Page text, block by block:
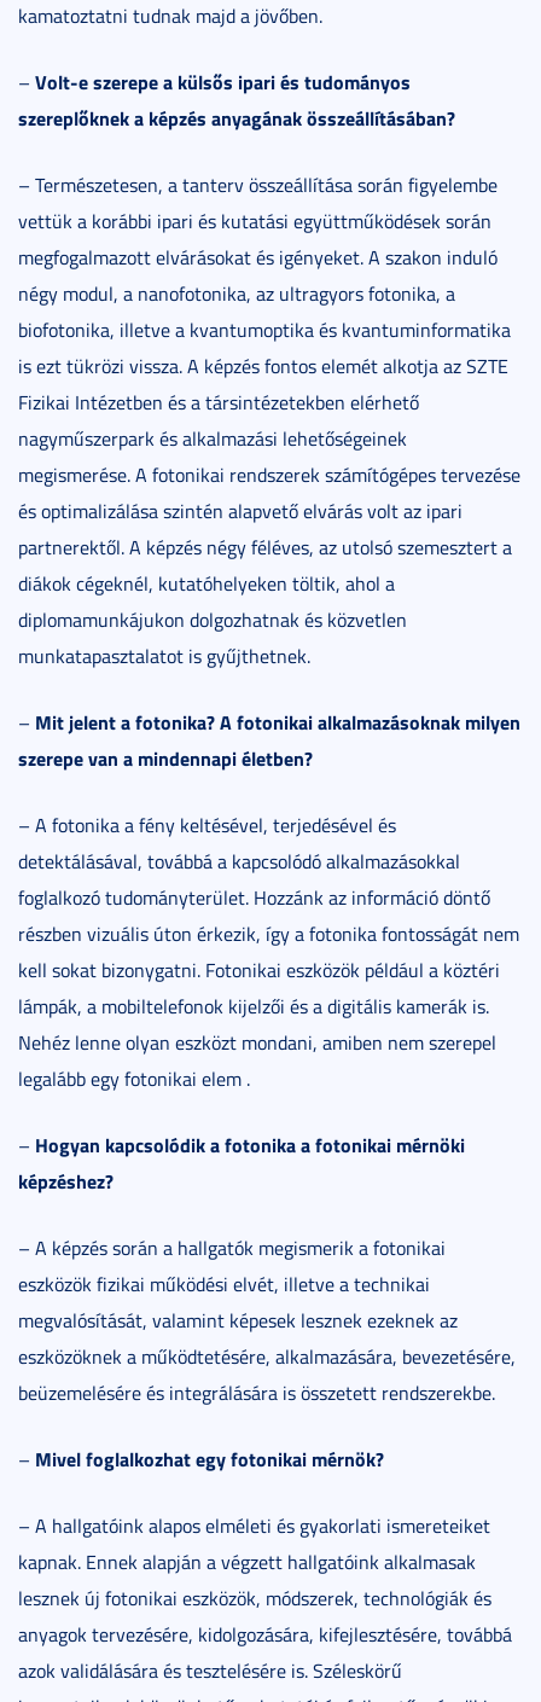
kamatoztatni tudnak majd a jövőben.
– Volt-e szerepe a külsős ipari és tudományos
szereplőknek a képzés anyagának összeállításában?
– Természetesen, a tanterv összeállítása során figyelembe
vettük a korábbi ipari és kutatási együttműködések során
megfogalmazott elvárásokat és igényeket. A szakon induló
négy modul, a nanofotonika, az ultragyors fotonika, a
biofotonika, illetve a kvantumoptika és kvantuminformatika
is ezt tükrözi vissza. A képzés fontos elemét alkotja az SZTE
Fizikai Intézetben és a társintézetekben elérhető
nagyműszerpark és alkalmazási lehetőségeinek
megismerése. A fotonikai rendszerek számítógépes tervezése
és optimalizálása szintén alapvető elvárás volt az ipari
partnerektől. A képzés négy féléves, az utolsó szemesztert a
diákok cégeknél, kutatóhelyeken töltik, ahol a
diplomamunkájukon dolgozhatnak és közvetlen
munkatapasztalatot is gyűjthetnek.
– Mit jelent a fotonika? A fotonikai alkalmazásoknak milyen
szerepe van a mindennapi életben?
– A fotonika a fény keltésével, terjedésével és
detektálásával, továbbá a kapcsolódó alkalmazásokkal
foglalkozó tudományterület. Hozzánk az információ döntő
részben vizuális úton érkezik, így a fotonika fontosságát nem
kell sokat bizonygatni. Fotonikai eszközök például a köztéri
lámpák, a mobiltelefonok kijelzői és a digitális kamerák is.
Nehéz lenne olyan eszközt mondani, amiben nem szerepel
legalább egy fotonikai elem .
– Hogyan kapcsolódik a fotonika a fotonikai mérnöki
képzéshez?
– A képzés során a hallgatók megismerik a fotonikai
eszközök fizikai működési elvét, illetve a technikai
megvalósítását, valamint képesek lesznek ezeknek az
eszközöknek a működtetésére, alkalmazására, bevezetésére,
beüzemelésére és integrálására is összetett rendszerekbe.
– Mivel foglalkozhat egy fotonikai mérnök?
– A hallgatóink alapos elméleti és gyakorlati ismereteiket
kapnak. Ennek alapján a végzett hallgatóink alkalmasak
lesznek új fotonikai eszközök, módszerek, technológiák és
anyagok tervezésére, kidolgozására, kifejlesztésére, továbbá
azok validálására és tesztelésére is. Széleskörű